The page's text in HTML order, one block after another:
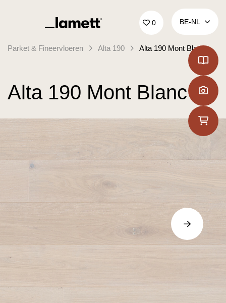
Terug naar home 0 BE‑NL
Parket & Fineervloeren Alta 190 Alta 190 Mont Blanc
Alta 190 Mont Blanc